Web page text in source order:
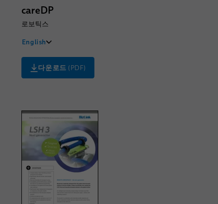
careDP
로보틱스
English
Deutsch
Français
다운로드 (PDF)